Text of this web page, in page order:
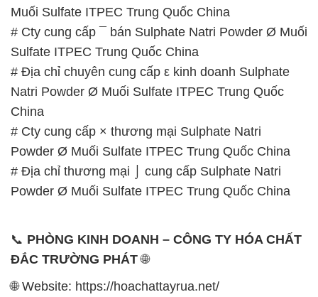
Muối Sulfate ITPEC Trung Quốc China
# Cty cung cấp ¯ bán Sulphate Natri Powder Ø Muối
Sulfate ITPEC Trung Quốc China
# Địa chỉ chuyên cung cấp ε kinh doanh Sulphate
Natri Powder Ø Muối Sulfate ITPEC Trung Quốc
China
# Cty cung cấp × thương mại Sulphate Natri
Powder Ø Muối Sulfate ITPEC Trung Quốc China
# Địa chỉ thương mại ⌡ cung cấp Sulphate Natri
Powder Ø Muối Sulfate ITPEC Trung Quốc China
📞 PHÒNG KINH DOANH – CÔNG TY HÓA CHẤT
ĐẮC TRƯỜNG PHÁT🌐
🌐 Website: https://hoachattayrua.net/